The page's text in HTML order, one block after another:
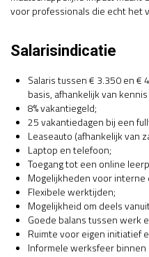
voor professionals die echt het
Salarisindicatie
Salaris tussen € 3.350 en €
basis, afhankelijk van
8% vakantiegeld;
25 vakantiedagen bij een
Leaseauto (afhankelijk van
Laptop en telefoon;
Toegang tot een online
Mogelijkheden voor
Flexibele werktijden;
Mogelijkheid om deels
Goede balans tussen werk
Ruimte voor eigen initiatief
Informele werksfeer